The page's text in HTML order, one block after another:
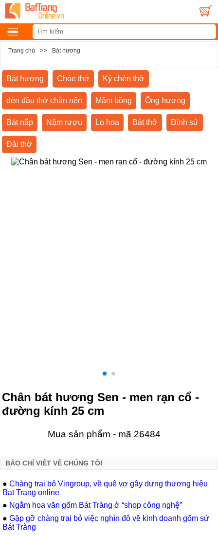
Trang chủ >> Bát hương
Bát hương Chóe thờ Kỷ chén thờ
đèn dầu thờ chân nến Mâm bồng Ống hương
Bát nắp Nậm rượu Lọ hoa Bát thờ Đỉnh sứ
Đài thờ
Chân bát hương Sen - men rạn cổ -
đường kính 25 cm
Mua sản phẩm - mã 26484
BÁO CHÍ VIẾT VỀ CHÚNG TÔI
● Chàng trai bỏ Vingroup, về quê vợ gây dựng thương hiệu
Bat Trang online
● Ngắm hoa văn gốm Bát Tràng ở “shop công nghệ”
● Gặp gỡ chàng trai bỏ việc nghìn đô về kinh doanh gốm sứ
Bát Tràng